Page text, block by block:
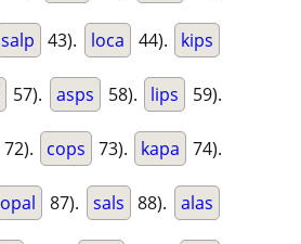
salp 43). loca 44). kips
57). asps 58). lips 59).
72). cops 73). kapa 74).
opal 87). sals 88). alas